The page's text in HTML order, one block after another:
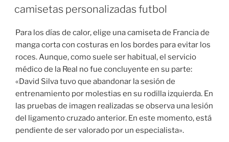
camisetas personalizadas futbol
Para los días de calor, elige una camiseta de Francia de
manga corta con costuras en los bordes para evitar los
roces. Aunque, como suele ser habitual, el servicio
médico de la Real no fue concluyente en su parte:
«David Silva tuvo que abandonar la sesión de
entrenamiento por molestias en su rodilla izquierda. En
las pruebas de imagen realizadas se observa una lesión
del ligamento cruzado anterior. En este momento, está
pendiente de ser valorado por un especialista».